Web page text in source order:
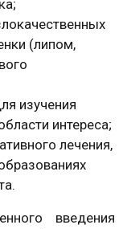
(липом,
изучения
интереса;
лечения,
введения